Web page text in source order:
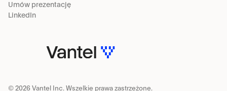
Umów prezentację
LinkedIn
© 2026 Vantel Inc. Wszelkie prawa zastrzeżone.